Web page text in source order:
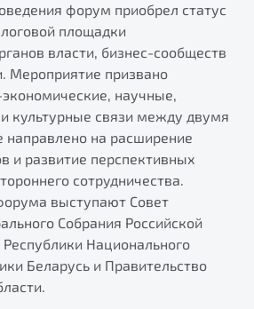
форум приобрел статус
площадки
власти, бизнес-сообществ
Мероприятие призвано
научные,
культурные связи между двумя
направлено на расширение
и развитие перспективных
сотрудничества.
выступают Совет
Собрания Российской
Национального
Беларусь и Правительство